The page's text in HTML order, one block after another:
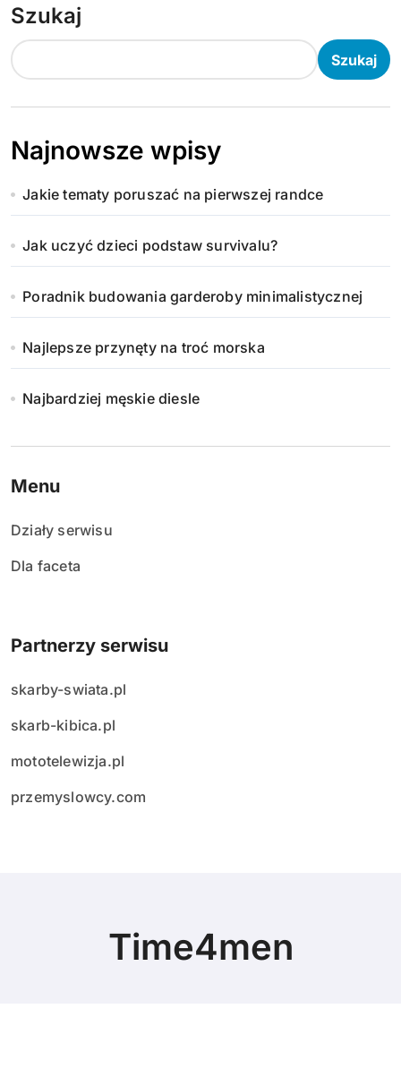
Szukaj
Szukaj
Najnowsze wpisy
Jakie tematy poruszać na pierwszej randce
Jak uczyć dzieci podstaw survivalu?
Poradnik budowania garderoby minimalistycznej
Najlepsze przynęty na troć morska
Najbardziej męskie diesle
Menu
Działy serwisu
Dla faceta
Partnerzy serwisu
skarby-swiata.pl
skarb-kibica.pl
mototelewizja.pl
przemyslowcy.com
Time4men